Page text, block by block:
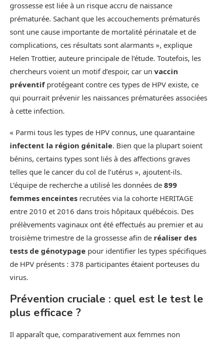
grossesse est liée à un risque accru de naissance
prématurée. Sachant que les accouchements prématurés
sont une cause importante de mortalité périnatale et de
complications, ces résultats sont alarmants », explique
Helen Trottier, auteure principale de l’étude. Toutefois, les
chercheurs voient un motif d’espoir, car un vaccin
préventifprotégeant contre ces types de HPV existe, ce
qui pourrait prévenir les naissances prématurées associées
à cette infection.
« Parmi tous les types de HPV connus, une quarantaine
infectent la région génitale. Bien que la plupart soient
bénins, certains types sont liés à des affections graves
telles que le cancer du col de l’utérus », ajoutent-ils.
L’équipe de recherche a utilisé les données de 899
femmes enceintes recrutées via la cohorte HERITAGE
entre 2010 et 2016 dans trois hôpitaux québécois. Des
prélèvements vaginaux ont été effectués au premier et au
troisième trimestre de la grossesse afin de réaliser des
tests de génotypage pour identifier les types spécifiques
de HPV présents : 378 participantes étaient porteuses du
virus.
Prévention cruciale : quel est le test le
plus efficace ?
Il apparaît que, comparativement aux femmes non